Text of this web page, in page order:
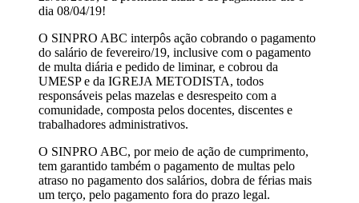
dia 08/04/19!
O SINPRO ABC interpôs ação cobrando o pagamento
do salário de fevereiro/19, inclusive com o pagamento
de multa diária e pedido de liminar, e cobrou da
UMESP e da IGREJA METODISTA, todos
responsáveis pelas mazelas e desrespeito com a
comunidade, composta pelos docentes, discentes e
trabalhadores administrativos.
O SINPRO ABC, por meio de ação de cumprimento,
tem garantido também o pagamento de multas pelo
atraso no pagamento dos salários, dobra de férias mais
um terço, pelo pagamento fora do prazo legal.